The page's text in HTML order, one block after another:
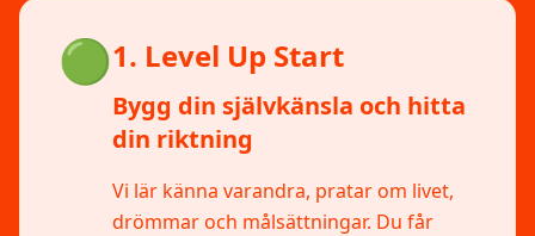
🟢1. Level Up Start
Bygg din självkänsla och hitta
din riktning
Vi lär känna varandra, pratar om livet,
drömmar och målsättningar. Du får